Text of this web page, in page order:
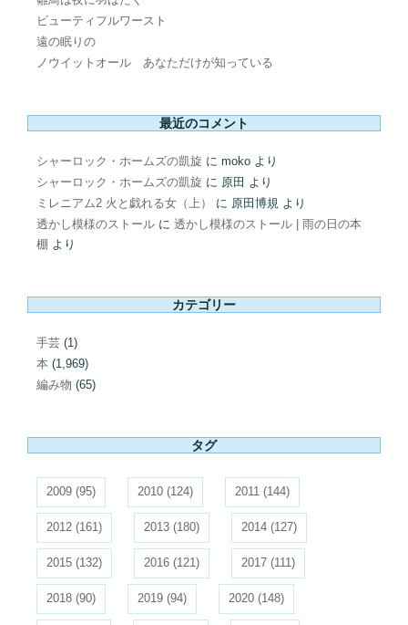
ビューティフルワースト
遠の眠りの
ノウイットオール あなただけが知っている
最近のコメント
シャーロック・ホームズの凱旋 に moko より
シャーロック・ホームズの凱旋 に 原田 より
ミレニアム2 火と戯れる女（上）
に 原田博規 より
透かし模様のストール に 透かし模様のストール | 雨の日の本
棚 より
カテゴリー
手芸 (1)
本 (1,969)
編み物 (65)
タグ
2009 (95) 2010 (124) 2011 (144)
2012 (161) 2013 (180) 2014 (127)
2015 (132) 2016 (121) 2017 (111)
2018 (90) 2019 (94) 2020 (148)